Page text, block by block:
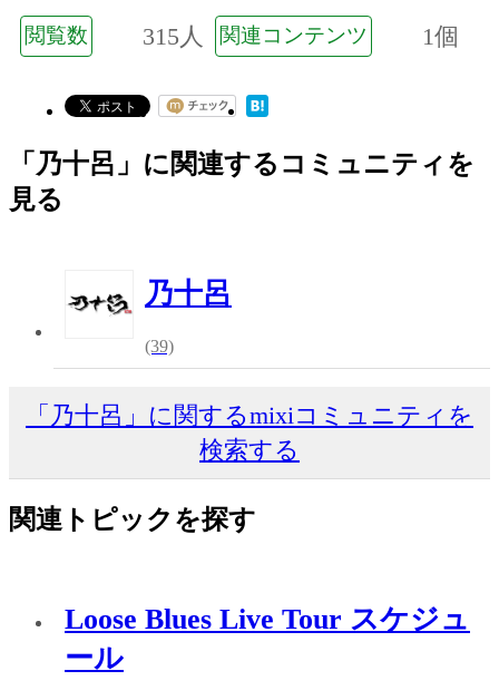
閲覧数 315人 関連コンテンツ 1個
「乃十呂」に関連するコミュニティを
見る
乃十呂
(39)
「乃十呂」に関するmixiコミュニティを
検索する
関連トピックを探す
Loose Blues Live Tour スケジュ
ール